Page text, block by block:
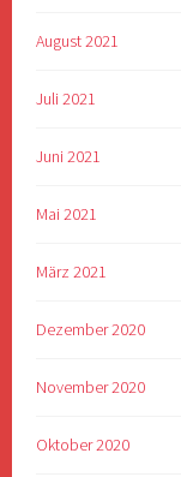
August 2021
Juli 2021
Juni 2021
Mai 2021
März 2021
Dezember 2020
November 2020
Oktober 2020